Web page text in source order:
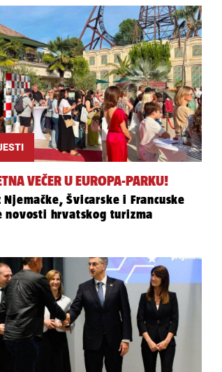
VEČER U EUROPA-PARKU!
Švicarske i Francuske
novosti hrvatskog turizma